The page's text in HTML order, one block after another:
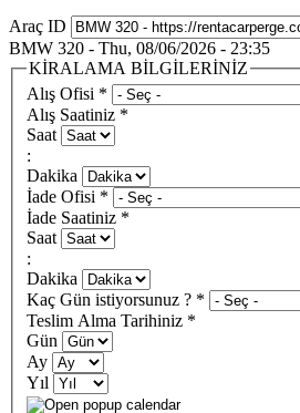
Araç ID
BMW 320 - Thu, 08/06/2026 - 23:35
KİRALAMA BİLGİLERİNİZ
Alış Ofisi *
Alış Saatiniz *
Saat
:
Dakika
İade Ofisi *
İade Saatiniz *
Saat
:
Dakika
Kaç Gün istiyorsunuz ? *
Teslim Alma Tarihiniz *
Gün
Ay
Yıl